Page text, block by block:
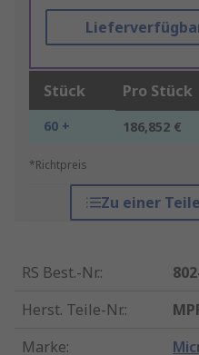
Stück Pro Stück
60 + 186,852 €
*Richtpreis
Zu einer
RS Best.-Nr.:
Herst. Teile-Nr.:
Marke: